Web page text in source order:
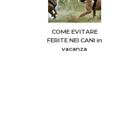
COME EVITARE
FERITE NEI CANI in
vacanza